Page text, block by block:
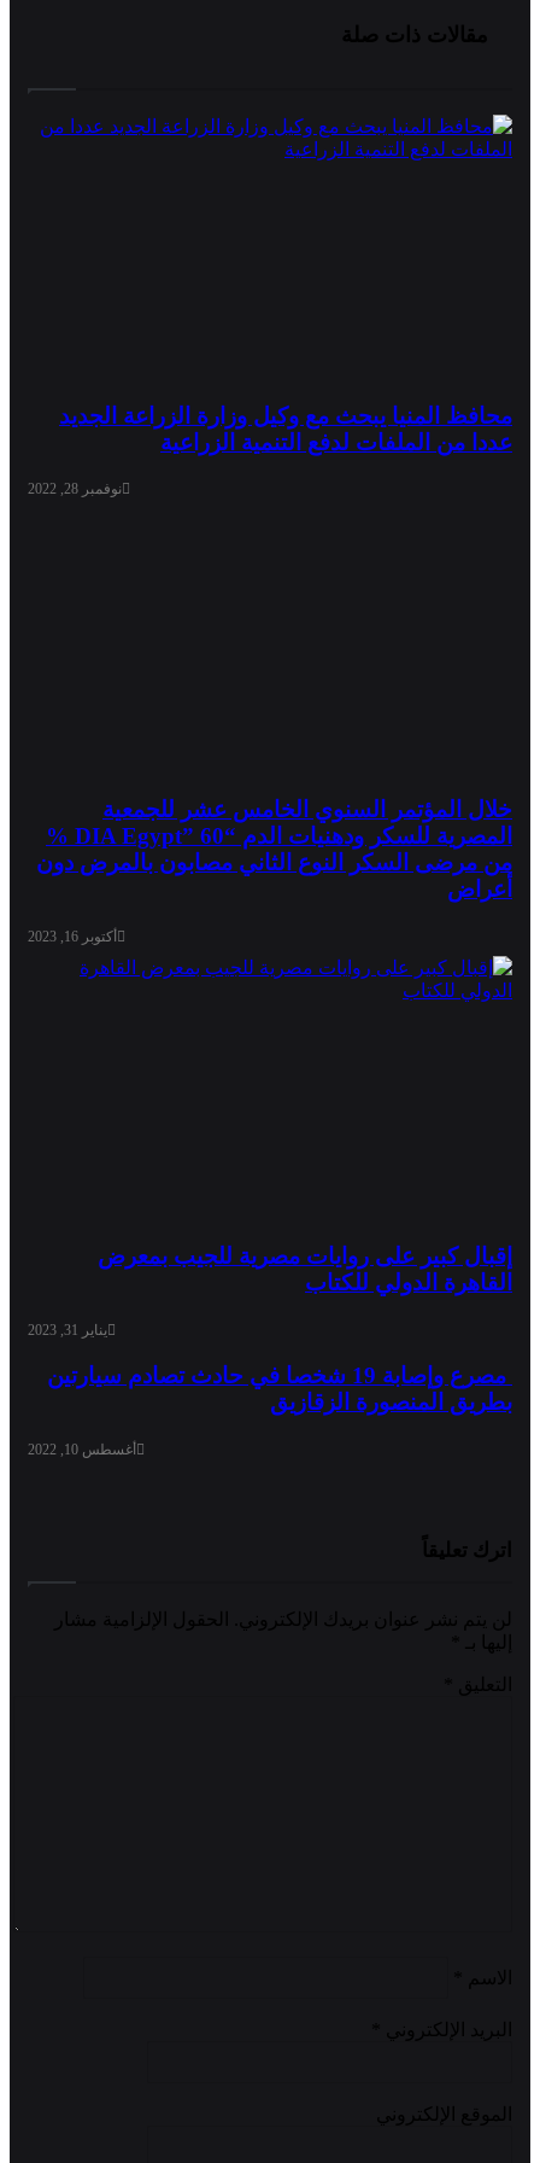
مقالات ذات صلة
محافظ المنيا يبحث مع وكيل وزارة الزراعة الجديد
عددا من الملفات لدفع التنمية الزراعية
نوفمبر 28, 2022
خلال المؤتمر السنوي الخامس عشر للجمعية
المصرية للسكر ودهنيات الدم “DIA Egypt” 60 %
من مرضى السكر النوع الثاني مصابون بالمرض دون
أعراض
أكتوبر 16, 2023
إقبال كبير على روايات مصرية للجيب بمعرض
القاهرة الدولي للكتاب
يناير 31, 2023
مصرع وإصابة 19 شخصا في حادث تصادم سيارتين
بطريق المنصورة الزقازيق
أغسطس 10, 2022
اترك تعليقاً
لن يتم نشر عنوان بريدك الإلكتروني.
الحقول الإلزامية مشار
إليها بـ
التعليق
الاسم
البريد الإلكتروني
الموقع الإلكتروني